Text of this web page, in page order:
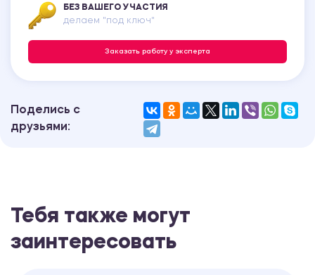
БЕЗ ВАШЕГО УЧАСТИЯ
делаем "под ключ"
Заказать работу у эксперта
Поделись с
друзьями:
Тебя также могут
заинтересовать